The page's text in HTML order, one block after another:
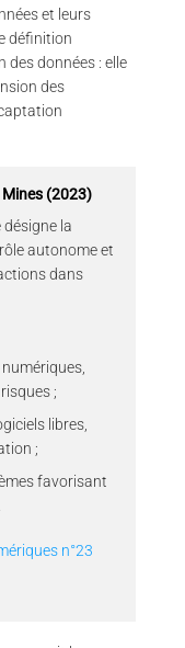
et leurs
définition
données : elle
des
(2023)
la
autonome et
dans
;
libres,
;
favorisant
n°23